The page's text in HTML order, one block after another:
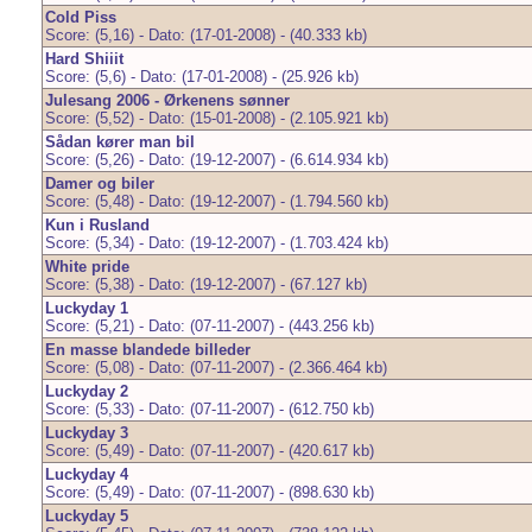
Cold Piss
Score: (5,16) - Dato: (17-01-2008) - (40.333 kb)
Hard Shiiit
Score: (5,6) - Dato: (17-01-2008) - (25.926 kb)
Julesang 2006 - Ørkenens sønner
Score: (5,52) - Dato: (15-01-2008) - (2.105.921 kb)
Sådan kører man bil
Score: (5,26) - Dato: (19-12-2007) - (6.614.934 kb)
Damer og biler
Score: (5,48) - Dato: (19-12-2007) - (1.794.560 kb)
Kun i Rusland
Score: (5,34) - Dato: (19-12-2007) - (1.703.424 kb)
White pride
Score: (5,38) - Dato: (19-12-2007) - (67.127 kb)
Luckyday 1
Score: (5,21) - Dato: (07-11-2007) - (443.256 kb)
En masse blandede billeder
Score: (5,08) - Dato: (07-11-2007) - (2.366.464 kb)
Luckyday 2
Score: (5,33) - Dato: (07-11-2007) - (612.750 kb)
Luckyday 3
Score: (5,49) - Dato: (07-11-2007) - (420.617 kb)
Luckyday 4
Score: (5,49) - Dato: (07-11-2007) - (898.630 kb)
Luckyday 5